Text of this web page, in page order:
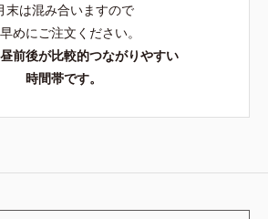
末は混み合いますので
めにご注文ください。
前後が比較的つながりやすい
時間帯です。